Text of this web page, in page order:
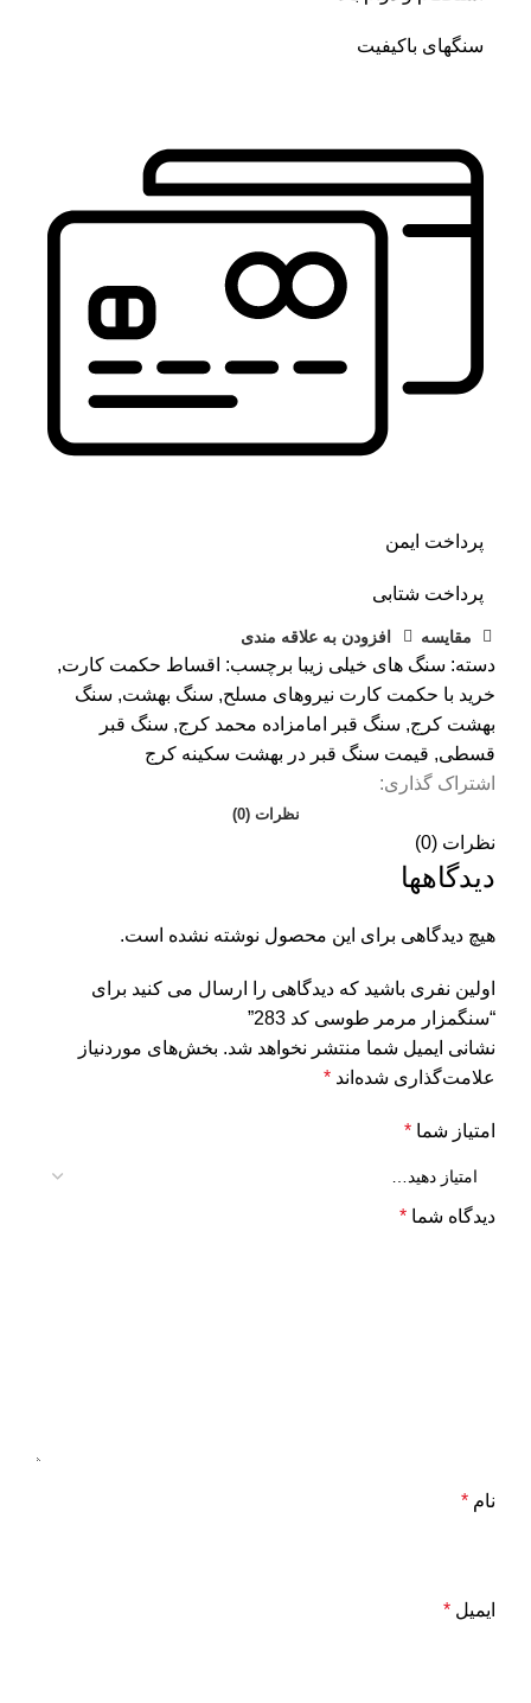
سنگهای باکیفیت
پرداخت ایمن
پرداخت شتابی
مقايسه افزودن به علاقه مندی
دسته: سنگ های خیلی زیبا برچسب: اقساط حکمت کارت,
خرید با حکمت کارت نیروهای مسلح, سنگ بهشت, سنگ
بهشت کرج, سنگ قبر امامزاده محمد کرج, سنگ قبر
قسطی, قیمت سنگ قبر در بهشت سکینه کرج
اشتراک گذاری:
نظرات (0)
نظرات (0)
دیدگاهها
هیچ دیدگاهی برای این محصول نوشته نشده است.
اولین نفری باشید که دیدگاهی را ارسال می کنید برای
“سنگمزار مرمر طوسی کد 283”
نشانی ایمیل شما منتشر نخواهد شد. بخش‌های موردنیاز
علامت‌گذاری شده‌اند *
امتیاز شما *
دیدگاه شما *
نام *
ایمیل *